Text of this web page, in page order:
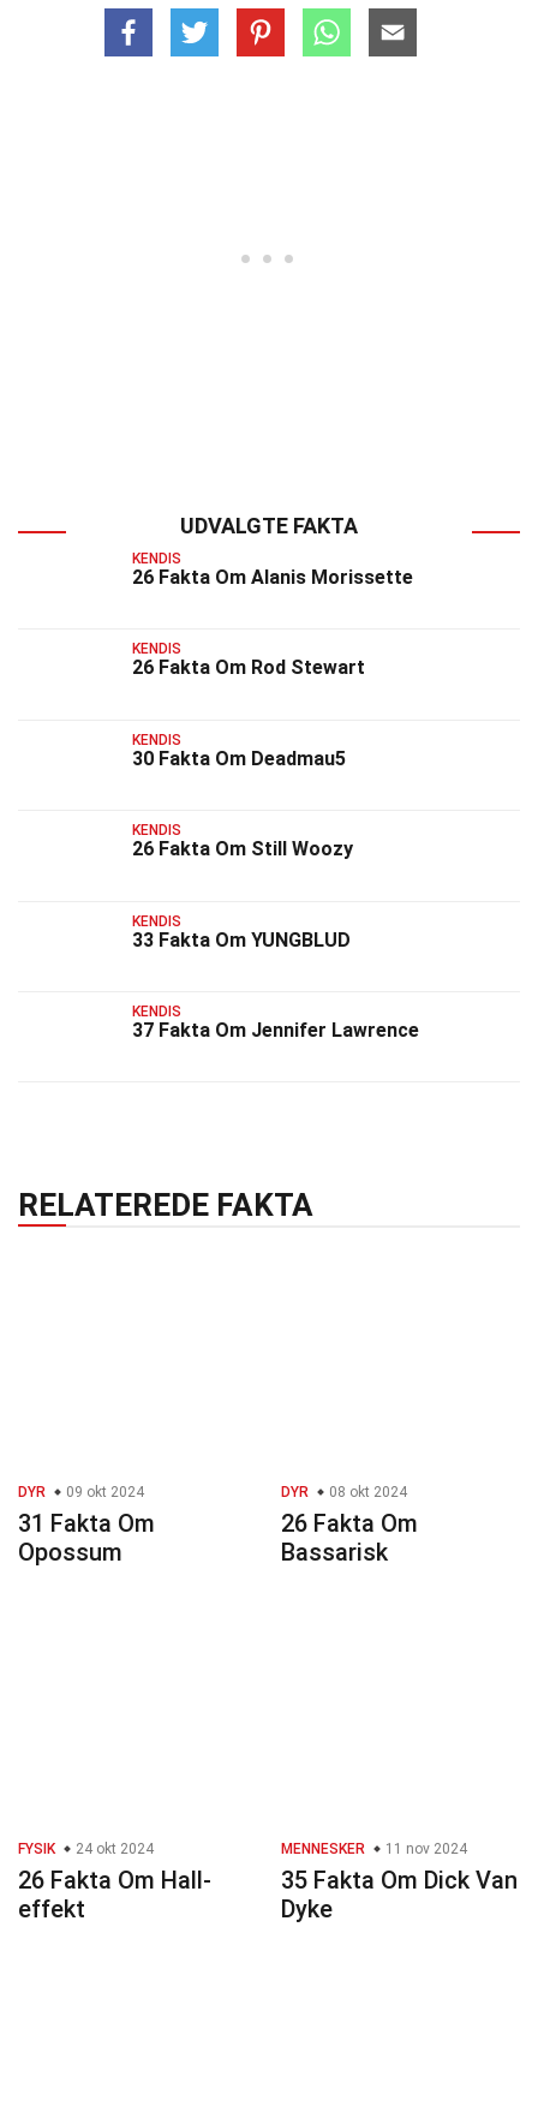
UDVALGTE FAKTA
KENDIS
26 Fakta Om Alanis Morissette
KENDIS
26 Fakta Om Rod Stewart
KENDIS
30 Fakta Om Deadmau5
KENDIS
26 Fakta Om Still Woozy
KENDIS
33 Fakta Om YUNGBLUD
KENDIS
37 Fakta Om Jennifer Lawrence
RELATEREDE FAKTA
DYR 09 okt 2024
31 Fakta Om
Opossum
DYR 08 okt 2024
26 Fakta Om
Bassarisk
FYSIK 24 okt 2024
26 Fakta Om Hall-
effekt
MENNESKER 11 nov 2024
35 Fakta Om Dick Van
Dyke